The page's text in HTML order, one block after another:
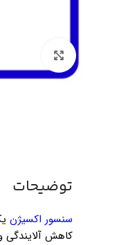
توضیحات
سنسور اکسیژن
کاهش آلایندگی